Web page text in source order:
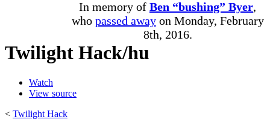
In memory of Ben “bushing” Byer,
who passed awayon Monday, February
8th, 2016.
Twilight Hack/hu
Watch
View source
< Twilight Hack